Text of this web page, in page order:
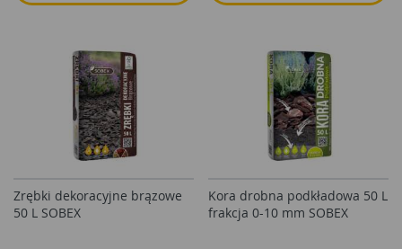
Zrębki dekoracyjne brązowe
50 L SOBEX
Kora drobna podkładowa 50 L
frakcja 0-10 mm SOBEX